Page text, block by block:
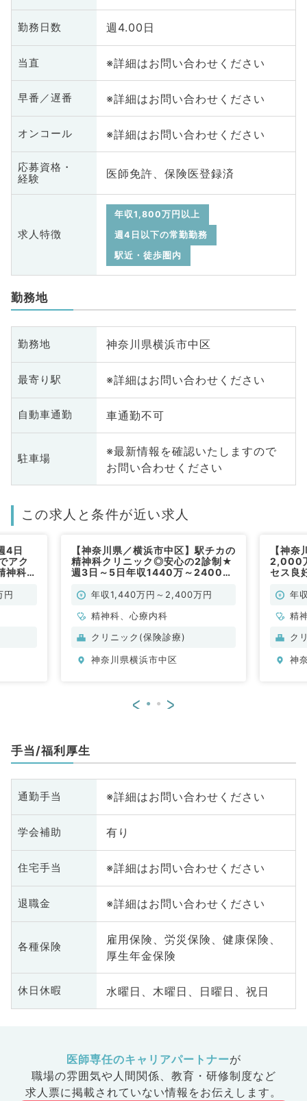
勤務日数 週4.00日
当直 ※詳細はお問い合わせください
早番／遅番 ※詳細はお問い合わせください
オンコール ※詳細はお問い合わせください
応募資格・
経験
医師免許、保険医登録済
求人特徴
年収1,800万円以上
週4日以下の常勤勤務
駅近・徒歩圏内
勤務地
勤務地 神奈川県横浜市中区
最寄り駅 ※詳細はお問い合わせください
自動車通勤 車通勤不可
駐車場
※最新情報を確認いたしますので
お問い合わせください
この求人と条件が近い求人
4日
アク
神科ク
円
【神奈川県／横浜市中区】駅チカの
精神科クリニック◎安心の2診制★
週3日～5日年収1440万～2400万
お仕事（精神科・心療内科／常勤）
年収1,440万円～2,400万円
精神科、心療内科
クリニック(保険診療)
神奈川県横浜市中区
【神
2,000
セス良
勤）年
精
ク
神
< >
手当/福利厚生
通勤手当 ※詳細はお問い合わせください
学会補助 有り
住宅手当 ※詳細はお問い合わせください
退職金 ※詳細はお問い合わせください
各種保険
雇用保険、労災保険、健康保険、
厚生年金保険
休日休暇 水曜日、木曜日、日曜日、祝日
医師専任のキャリアパートナーが
職場の雰囲気や人間関係、 教育・研修制度など
求人票に掲載されていない情報をお伝えします。